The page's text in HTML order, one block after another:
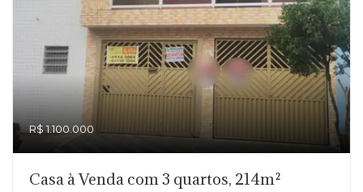
R$ 1.100.000
Casa à Venda com 3 quartos, 214m²